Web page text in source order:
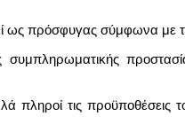
ως πρόσφυγας σύμφωνα με
συμπληρωματικής
πληροί τις